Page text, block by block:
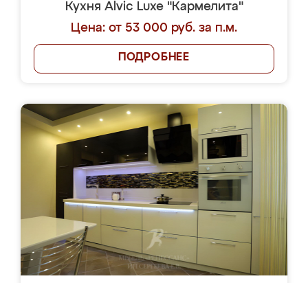
Кухня Alvic Luxe "Кармелита"
Цена: от 53 000 руб. за п.м.
ПОДРОБНЕЕ